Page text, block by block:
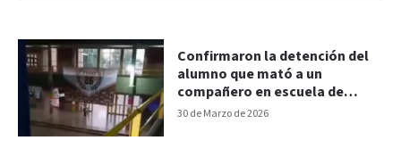
30 de Marzo de 2026
Confirmaron la detención del
alumno que mató a un
compañero en escuela de
Santa Fe